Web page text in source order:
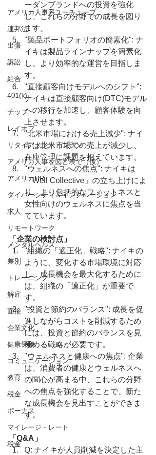
アメリカ人事系ユーチューブ
連邦法
出張
訴訟
組合
401(k)
チップ
レイオフ
リタイアメント・プラン
アメリカ人事を図と表で（仮）
アメリカHR
ダイバーシティ＆インクルージョン
求人
リモートワーク
メンタルヘルス
差別
トレーニング
解雇
面接
企業文化
健康保険
コミュニケーション
教育
税金
ボーナス
マイレージ・レート
税金
ーダンブランドへの投資を強化
し、これらの分野での成長を図り
ます。
"製品ポートフォリオの簡素化": ナ
イキは製品ラインナップを簡素化
し、より効率的な運営を目指しま
す。
"直接顧客向けモデルへのシフト":
ナイキは直接顧客向け(DTC)モデル
への移行を加速し、顧客体験を向
上させます。
"北米市場における売上減少": ナイ
キは北米市場での売上が減少し、
在庫管理に課題を抱えています。
"ウェルネスへの焦点": ナイキは
「Well Collective」の立ち上げによ
り、より包括的なフィットネスと
女性向けのウェルネスに焦点を当
てています。
「企業の検討点」
"組織の「適正化」戦略": ナイキの
ように、変化する市場環境に対応
し、成長機会を最大化するために
は、組織の「適正化」が重要で
す。
"投資と節約のバランス": 成長を促
進しながらコストを削減するため
には、投資と節約のバランスを見
極める戦略が必要です。
"ウェルネスと健康への焦点": 企業
は、消費者の健康とウェルネスへ
の関心が高まる中、これらの分野
への焦点を強化することで、新た
な成長機会を見出すことができま
す。
「Q&A」
Q: ナイキが人員削減を決定した主